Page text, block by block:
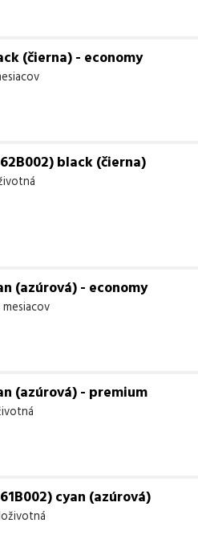
(čierna) - economy
black (čierna)
(azúrová) - economy
(azúrová) - premium
cyan (azúrová)